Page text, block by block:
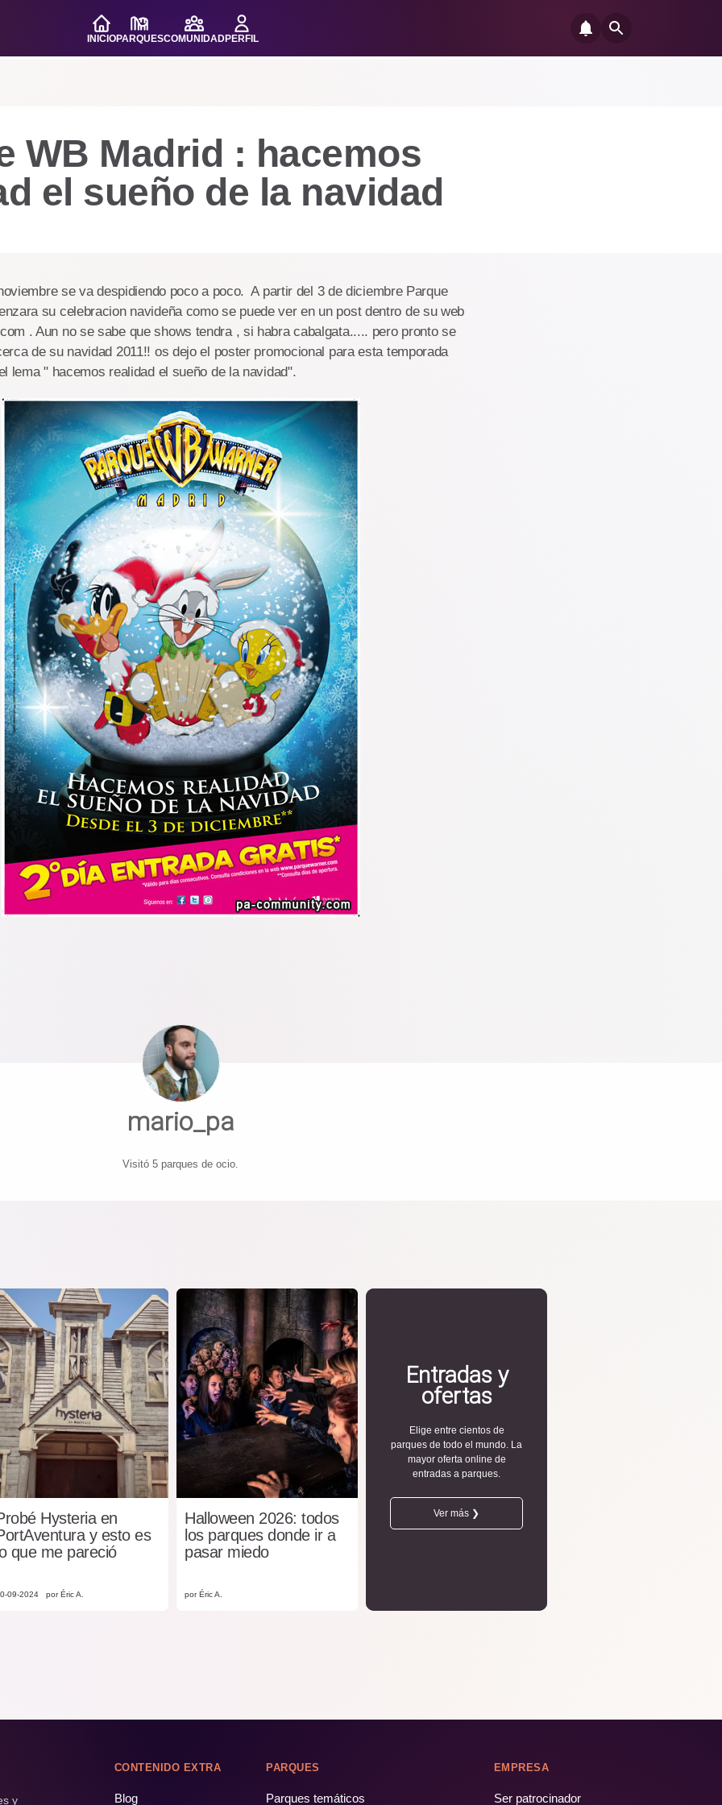
INICIOPARQUESCOMUNIDADPERFIL
WB Madrid : hacemos
el sueño de la navidad
se va despidiendo poco a poco. A partir del 3 de diciembre Parque
su celebracion navideña como se puede ver en un post dentro de su web
. Aun no se sabe que shows tendra , si habra cabalgata..... pero pronto se
de su navidad 2011!! os dejo el poster promocional para esta temporada
lema " hacemos realidad el sueño de la navidad".
mario_pa
Visitó 5 parques de ocio.
Hysteria en
y esto es
que me pareció
09-2024 por Éric A.
Halloween 2026: todos
los parques donde ir a
pasar miedo
por Éric A.
Entradas y
ofertas
Elige entre cientos de
parques de todo el mundo. La
mayor oferta online de
entradas a parques.
Ver más ❯
y
CONTENIDO EXTRA
Blog
PARQUES
Parques temáticos
EMPRESA
Ser patrocinador